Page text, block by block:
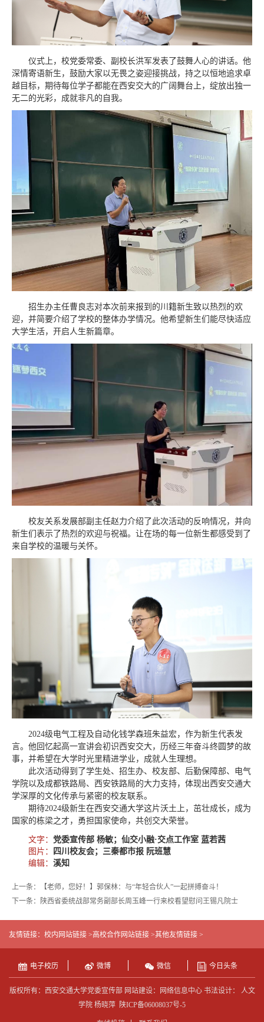
仪式上，校党委常委、副校长洪军发表了鼓舞人心的讲话。他
深情寄语新生，鼓励大家以无畏之姿迎接挑战，持之以恒地追求卓
越目标，期待每位学子都能在西安交大的广阔舞台上，绽放出独一
无二的光彩，成就非凡的自我。
招生办主任曹良志对本次前来报到的川籍新生致以热烈的欢
迎，并简要介绍了学校的整体办学情况。他希望新生们能尽快适应
大学生活，开启人生新篇章。
校友关系发展部副主任赵力介绍了此次活动的反响情况，并向
新生们表示了热烈的欢迎与祝福。让在场的每一位新生都感受到了
来自学校的温暖与关怀。
2024级电气工程及自动化钱学森班朱益宏，作为新生代表发
言。他回忆起高一宣讲会初识西安交大，历经三年奋斗终圆梦的故
事，并希望在大学时光里精进学业，成就人生理想。
此次活动得到了学生处、招生办、校友部、后勤保障部、电气
学院以及成都铁路局、西安铁路局的大力支持，体现出西安交通大
学深厚的文化传承与紧密的校友联系。
期待2024级新生在西安交通大学这片沃土上，茁壮成长，成为
国家的栋梁之才，勇担国家使命，共创交大荣誉。
文字： 党委宣传部 杨敏；仙交小融·交点工作室 蓝若茜
图片：
四川校友会；三秦都市报 阮班慧
编辑： 溪知
上一条：【老师，您好！】郭保林：与“年轻合伙人”一起拼搏奋斗！
下一条：陕西省委统战部常务副部长周玉峰一行来校看望慰问王锡凡院士
友情链接： 校内网站链接 >高校合作网站链接 >其他友情链接 >
电子校历 微博 微信 今日头条
版权所有：西安交通大学党委宣传部 网站建设：网络信息中心 书法设计： 人文
学院 杨晓萍 陕ICP备06008037号-5